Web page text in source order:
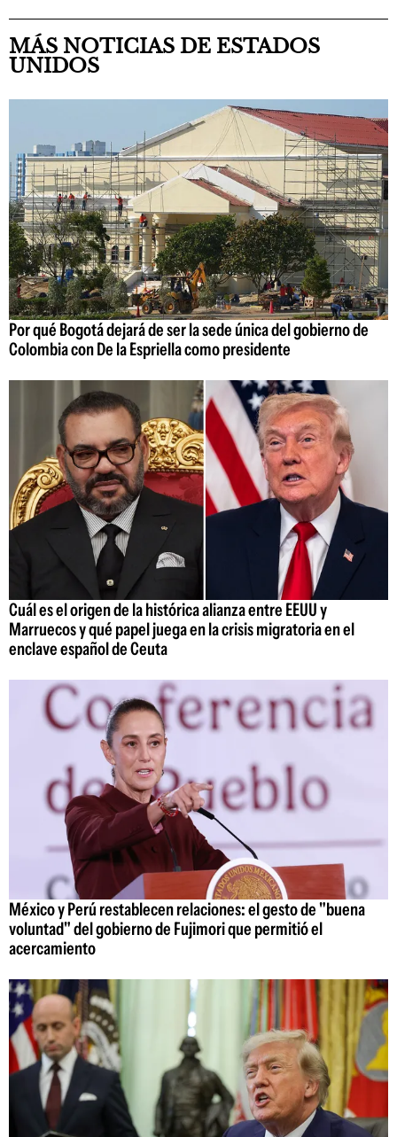
MÁS NOTICIAS DE ESTADOS
UNIDOS
Por qué Bogotá dejará de ser la sede única del gobierno de
Colombia con De la Espriella como presidente
Cuál es el origen de la histórica alianza entre EEUU y
Marruecos y qué papel juega en la crisis migratoria en el
enclave español de Ceuta
México y Perú restablecen relaciones: el gesto de "buena
voluntad" del gobierno de Fujimori que permitió el
acercamiento